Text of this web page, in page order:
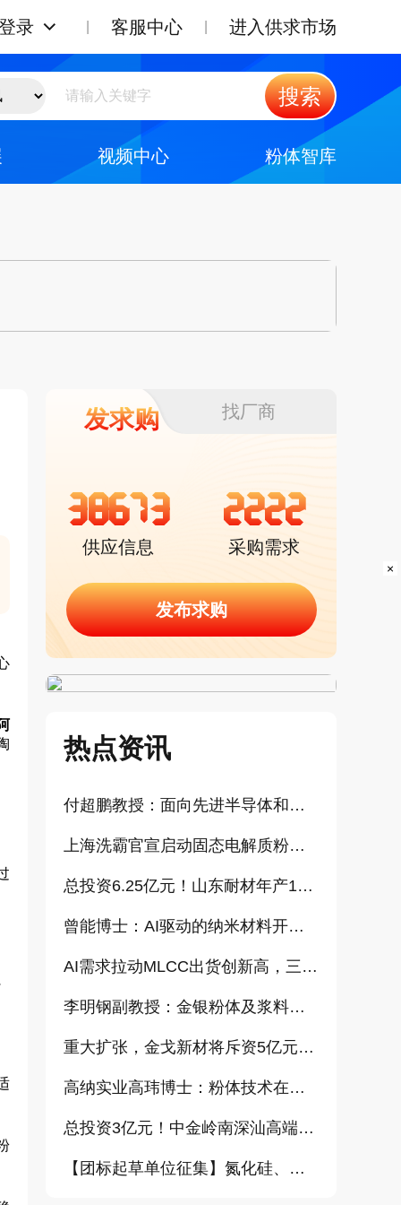
录 客服中心 进入供求市场
搜索
视频中心 粉体智库
发求购 找厂商
38673
供应信息
2222
采购需求
发布求购
热点资讯
付超鹏教授：面向先进半导体和大健康产业的高纯超细氧化铝研发（报告）
上海洗霸官宣启动固态电解质粉体产业化项目
总投资6.25亿元！山东耐材年产15万吨高科技新材料项目正式开工
曾能博士：AI驱动的纳米材料开发新范式技术研究及基地建设（报告）
AI需求拉动MLCC出货创新高，三星、太阳诱电相继涨价
李明钢副教授：金银粉体及浆料增值化路径探讨（报告）
重大扩张，金戈新材将斥资5亿元打造“功能性粉体新材料智能制造基地”
高纳实业高玮博士：粉体技术在电池材料工业中的进展与需求（报告）
总投资3亿元！中金岭南深汕高端金属复合材料扩产项目正式开工
【团标起草单位征集】氮化硅、金刚石、碳化铪、氧化铝等
×